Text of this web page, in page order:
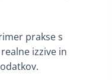
prakse s
izzive in